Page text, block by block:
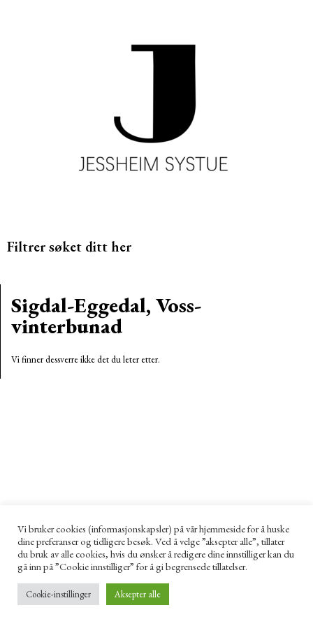
Filtrer søket ditt her
Sigdal-Eggedal, Voss-
vinterbunad
Vi finner dessverre ikke det du leter etter.
Vi bruker cookies (informasjonskapsler) på vår hjemmeside for å huske
dine preferanser og tidligere besøk. Ved å velge ”aksepter alle”, tillater
du bruk av alle cookies, hvis du ønsker å redigere dine innstilliger kan du
gå inn på ”Cookie innstilliger” for å gi begrensede tillatelser.
Cookie-instillinger Aksepter alle